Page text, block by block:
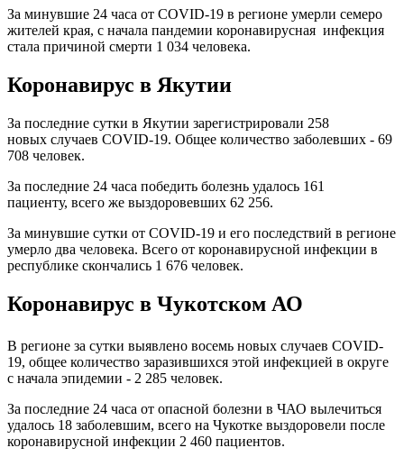
За минувшие 24 часа от СOVID-19 в регионе умерли семеро
жителей края, с начала пандемии коронавирусная инфекция
стала причиной смерти 1 034 человека.
Коронавирус в Якутии
За последние сутки в Якутии зарегистрировали 258
новых случаев COVID-19. Общее количество заболевших - 69
708 человек.
За последние 24 часа победить болезнь удалось 161
пациенту, всего же выздоровевших 62 256.
За минувшие сутки от COVID-19 и его последствий в регионе
умерло два человека. Всего от коронавирусной инфекции в
республике скончались 1 676 человек.
Коронавирус в Чукотском АО
В регионе за сутки выявлено восемь новых случаев COVID-
19, общее количество заразившихся этой инфекцией в округе
с начала эпидемии - 2 285 человек.
За последние 24 часа от опасной болезни в ЧАО вылечиться
удалось 18 заболевшим, всего на Чукотке выздоровели после
коронавирусной инфекции 2 460 пациентов.